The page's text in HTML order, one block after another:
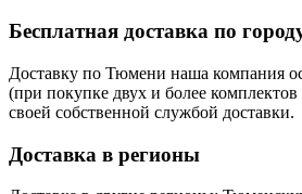
Бесплатная доставка по
Доставку по Тюмени наша компания
(при покупке двух и более
своей собственной службой доставки.
Доставка в регионы